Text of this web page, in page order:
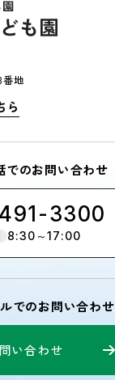
番地
ら
でのお問い合わせ
3300
8:30～17:00
でのお問い合わせ
い合わせ